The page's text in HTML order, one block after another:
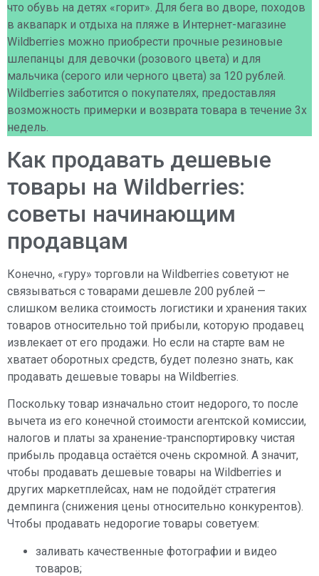
что обувь на детях «горит». Для бега во дворе, походов
в аквапарк и отдыха на пляже в Интернет-магазине
Wildberries можно приобрести прочные резиновые
шлепанцы для девочки (розового цвета) и для
мальчика (серого или черного цвета) за 120 рублей.
Wildberries заботится о покупателях, предоставляя
возможность примерки и возврата товара в течение 3х
недель.
Как продавать дешевые
товары на Wildberries:
советы начинающим
продавцам
Конечно, «гуру» торговли на Wildberries советуют не
связываться с товарами дешевле 200 рублей —
слишком велика стоимость логистики и хранения таких
товаров относительно той прибыли, которую продавец
извлекает от его продажи. Но если на старте вам не
хватает оборотных средств, будет полезно знать, как
продавать дешевые товары на Wildberries.
Поскольку товар изначально стоит недорого, то после
вычета из его конечной стоимости агентской комиссии,
налогов и платы за хранение-транспортировку чистая
прибыль продавца остаётся очень скромной. А значит,
чтобы продавать дешевые товары на Wildberries и
других маркетплейсах, нам не подойдёт стратегия
демпинга (снижения цены относительно конкурентов).
Чтобы продавать недорогие товары советуем:
заливать качественные фотографии и видео
товаров;